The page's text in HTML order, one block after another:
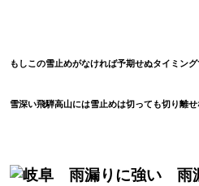
もしこの雪止めがなければ予期せぬタイミン
雪深い飛騨高山には雪止めは切っても切り離せ